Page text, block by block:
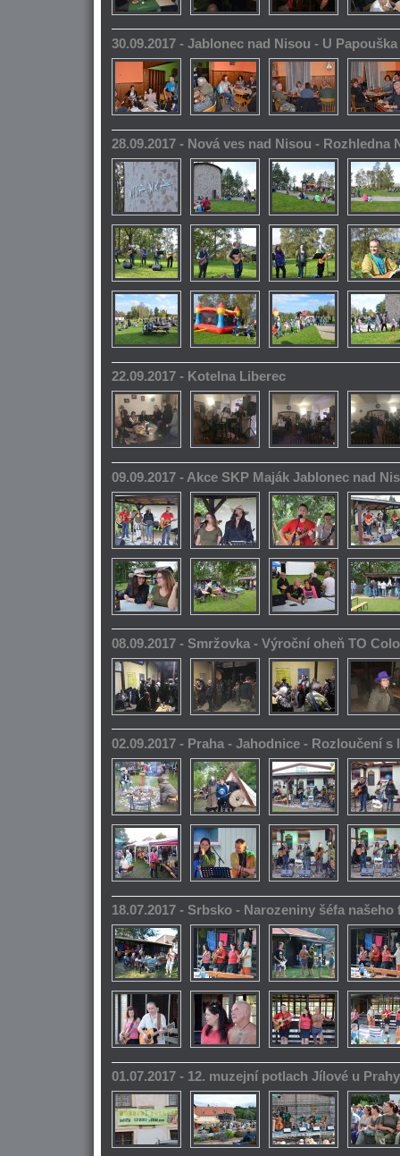
30.09.2017 - Jablonec nad Nisou - U
28.09.2017 - Nová ves nad Nisou - Rozhledna
22.09.2017 - Kotelna Liberec
09.09.2017 - Akce SKP Maják Jablonec nad
08.09.2017 - Smržovka - Výroční oheň TO
02.09.2017 - Praha - Jahodnice - Rozloučení s
18.07.2017 - Srbsko - Narozeniny šéfa našeho
01.07.2017 - 12. muzejní potlach Jílové u Prahy